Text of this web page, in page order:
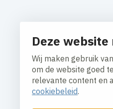
Deze
Wij maken gebruik
om de website goed
relevante content en
cookiebeleid.
Maandag t/m
Contact